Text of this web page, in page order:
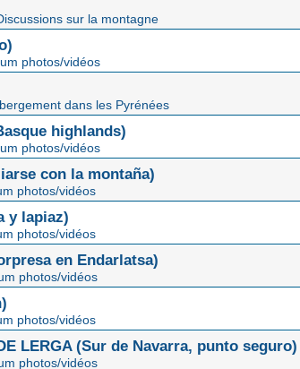
sur la montagne
photos/vidéos
dans les Pyrénées
highlands)
photos/vidéos
con la montaña)
photos/vidéos
y lapiaz)
photos/vidéos
en Endarlatsa)
photos/vidéos
photos/vidéos
LERGA (Sur de Navarra, punto seguro)
photos/vidéos